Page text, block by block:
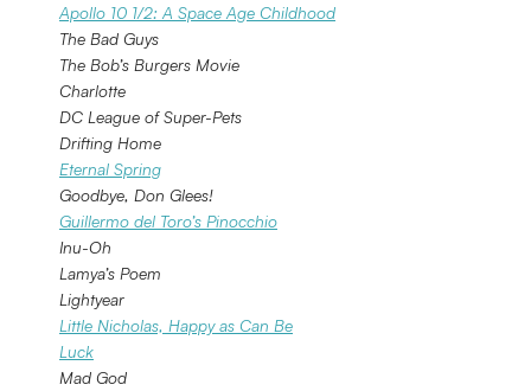
Apollo 10 1/2: A Space Age Childhood
The Bad Guys
The Bob’s Burgers Movie
Charlotte
DC League of Super-Pets
Drifting Home
Eternal Spring
Goodbye, Don Glees!
Guillermo del Toro’s Pinocchio
Inu-Oh
Lamya’s Poem
Lightyear
Little Nicholas, Happy as Can Be
Luck
Mad God